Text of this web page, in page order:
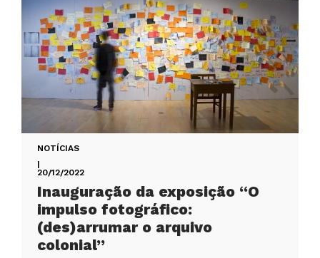
NOTÍCIAS
|
20/12/2022
Inauguração da exposição “O
impulso fotográfico:
(des)arrumar o arquivo
colonial”